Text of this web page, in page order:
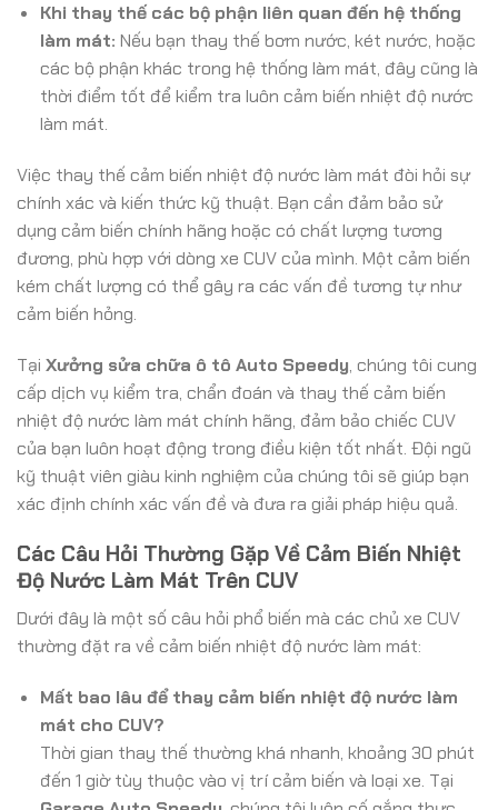
Khi thay thế các bộ phận liên quan đến hệ thống
làm mát: Nếu bạn thay thế bơm nước, két nước, hoặc
các bộ phận khác trong hệ thống làm mát, đây cũng là
thời điểm tốt để kiểm tra luôn cảm biến nhiệt độ nước
làm mát.
Việc thay thế cảm biến nhiệt độ nước làm mát đòi hỏi sự
chính xác và kiến thức kỹ thuật. Bạn cần đảm bảo sử
dụng cảm biến chính hãng hoặc có chất lượng tương
đương, phù hợp với dòng xe CUV của mình. Một cảm biến
kém chất lượng có thể gây ra các vấn đề tương tự như
cảm biến hỏng.
Tại Xưởng sửa chữa ô tô Auto Speedy, chúng tôi cung
cấp dịch vụ kiểm tra, chẩn đoán và thay thế cảm biến
nhiệt độ nước làm mát chính hãng, đảm bảo chiếc CUV
của bạn luôn hoạt động trong điều kiện tốt nhất. Đội ngũ
kỹ thuật viên giàu kinh nghiệm của chúng tôi sẽ giúp bạn
xác định chính xác vấn đề và đưa ra giải pháp hiệu quả.
Các Câu Hỏi Thường Gặp Về Cảm Biến Nhiệt
Độ Nước Làm Mát Trên CUV
Dưới đây là một số câu hỏi phổ biến mà các chủ xe CUV
thường đặt ra về cảm biến nhiệt độ nước làm mát:
Mất bao lâu để thay cảm biến nhiệt độ nước làm
mát cho CUV?
Thời gian thay thế thường khá nhanh, khoảng 30 phút
đến 1 giờ tùy thuộc vào vị trí cảm biến và loại xe. Tại